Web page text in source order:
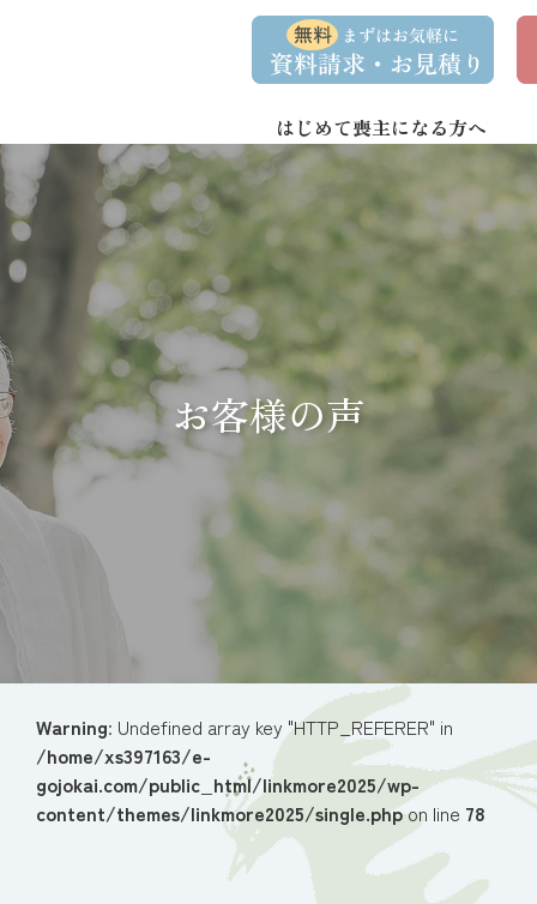
へ
ス
キ
ッ
プ
ョ
ン
に
移
動
資
求
問
い
合
せ
事
談
はじめて喪主になる方へ
お客様の声
Warning: Undefined array key "HTTP_REFERER" in
/home/xs397163/e-
gojokai.com/public_html/linkmore2025/wp-
content/themes/linkmore2025/single.phpon line 78